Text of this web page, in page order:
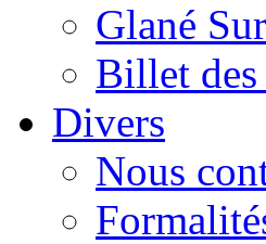
Glané
Billet des
Divers
Nous